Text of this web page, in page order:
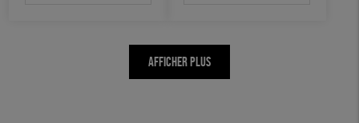
AFFICHER PLUS